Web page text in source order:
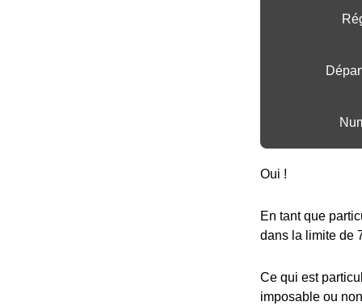
Oui !
En tant que
dans la limite de
Ce qui est
imposable ou